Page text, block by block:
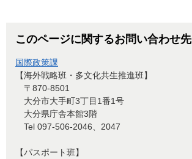
このページに関するお問い合わせ先
国際政策課
【海外戦略班・多文化共生推進班】
〒870-8501
大分市大手町3丁目1番1号
大分県庁舎本館3階
Tel 097-506-2046、2047
【パスポート班】